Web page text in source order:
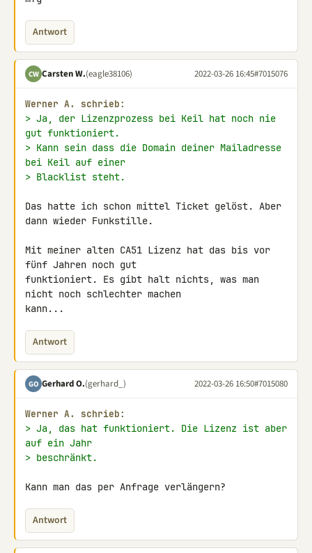
Antwort
CW Carsten W.(eagle38106) 2022-03-26 16:45#7015076
Werner A. schrieb:
> Ja, der Lizenzprozess bei Keil hat noch nie
gut funktioniert.
> Kann sein dass die Domain deiner Mailadresse
bei Keil auf einer
> Blacklist steht.
Das hatte ich schon mittel Ticket gelöst. Aber
dann wieder Funkstille.
Mit meiner alten CA51 Lizenz hat das bis vor
fünf Jahren noch gut
funktioniert. Es gibt halt nichts, was man
nicht noch schlechter machen
kann...
Antwort
GO Gerhard O.(gerhard_) 2022-03-26 16:50#7015080
Werner A. schrieb:
> Ja, das hat funktioniert. Die Lizenz ist aber
auf ein Jahr
> beschränkt.
Kann man das per Anfrage verlängern?
Antwort